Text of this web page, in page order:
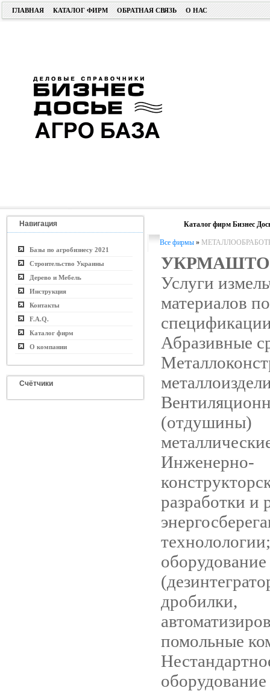
ГЛАВНАЯ КАТАЛОГ ФИРМ ОБРАТНАЯ СВЯЗЬ О НАС
Навигация
Базы по агробизнесу 2021
Строительство Украины
Дерево и Мебель
Инструкция
Контакты
F.A.Q.
Каталог фирм
О компании
Счётчики
Каталог фирм Бизнес
Все фирмы »
Услуги
материалов по
Абразивные
(отдушины)
Инженерно-
разработки и
оборудование
дробилки,
помольные
оборудование